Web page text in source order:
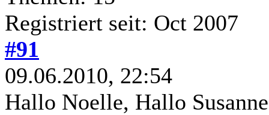
Registriert seit: Oct 2007
#91
09.06.2010, 22:54
Hallo Noelle, Hallo